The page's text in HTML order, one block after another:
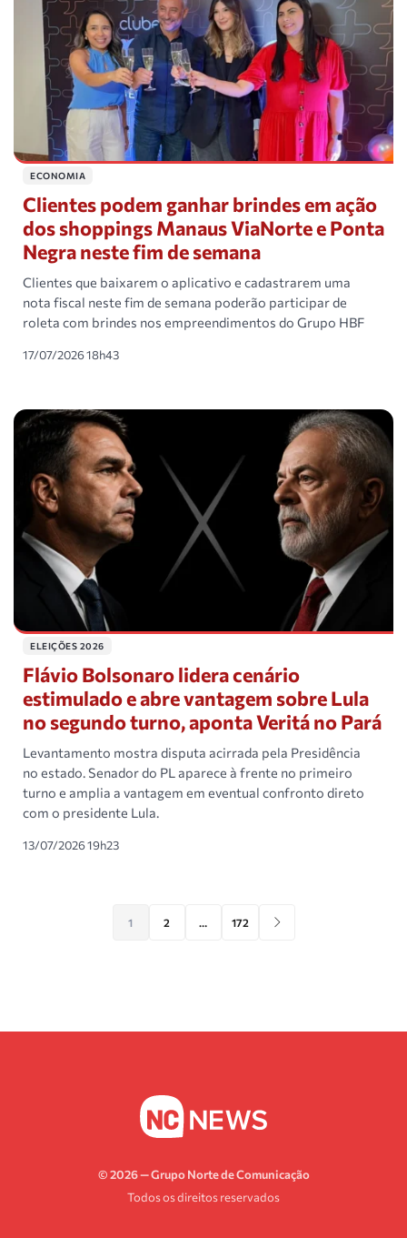
ECONOMIA
Clientes podem ganhar brindes em ação
dos shoppings Manaus ViaNorte e Ponta
Negra neste fim de semana
Clientes que baixarem o aplicativo e cadastrarem uma
nota fiscal neste fim de semana poderão participar de
roleta com brindes nos empreendimentos do Grupo HBF
17/07/2026 18h43
ELEIÇÕES 2026
Flávio Bolsonaro lidera cenário
estimulado e abre vantagem sobre Lula
no segundo turno, aponta Veritá no Pará
Levantamento mostra disputa acirrada pela Presidência
no estado. Senador do PL aparece à frente no primeiro
turno e amplia a vantagem em eventual confronto direto
com o presidente Lula.
13/07/2026 19h23
1 2 172
© 2026 — Grupo Norte de Comunicação
Todos os direitos reservados